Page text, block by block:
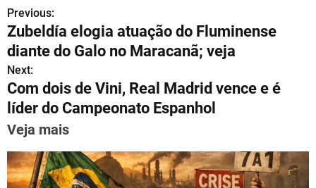
at
s
A
p
p
gr
a
m
e
b
o
o
ai
l
er
e
st
k
e
dI
n
ar
e
P
o
s
t
n
a
v
Previous:
Zubeldía elogia atuação do Fluminense
diante do Galo no Maracanã; veja
Next:
Com dois de Vini, Real Madrid vence e é
líder do Campeonato Espanhol
Veja mais